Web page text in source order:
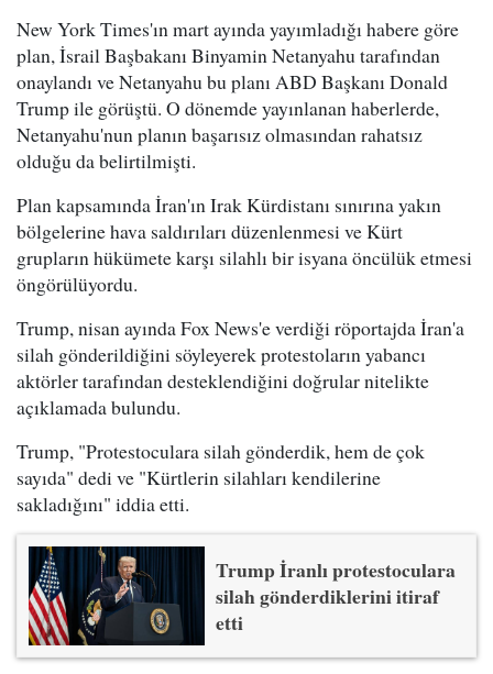
New York Times'ın mart ayında yayımladığı habere göre
plan, İsrail Başbakanı Binyamin Netanyahu tarafından
onaylandı ve Netanyahu bu planı ABD Başkanı Donald
Trump ile görüştü. O dönemde yayınlanan haberlerde,
Netanyahu'nun planın başarısız olmasından rahatsız
olduğu da belirtilmişti.
Plan kapsamında İran'ın Irak Kürdistanı sınırına yakın
bölgelerine hava saldırıları düzenlenmesi ve Kürt
grupların hükümete karşı silahlı bir isyana öncülük etmesi
öngörülüyordu.
Trump, nisan ayında Fox News'e verdiği röportajda İran'a
silah gönderildiğini söyleyerek protestoların yabancı
aktörler tarafından desteklendiğini doğrular nitelikte
açıklamada bulundu.
Trump, "Protestoculara silah gönderdik, hem de çok
sayıda" dedi ve "Kürtlerin silahları kendilerine
sakladığını" iddia etti.
Trump İranlı protestoculara
silah gönderdiklerini itiraf
etti